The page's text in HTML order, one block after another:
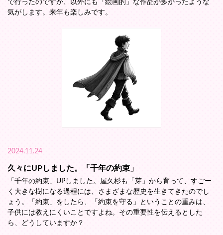
で行ったのですが、以外にも「絵画的」な作品が多かったような
気がします。来年も楽しみです。
2024.11.24
久々にUPしました。「千年の約束」
「千年の約束」UPしました。屋久杉も「芽」から育って、すごー
く大きな樹になる過程には、さまざまな歴史を生きてきたのでし
ょう。「約束」をしたら、「約束を守る」ということの重みは、
子供には教えにくいことですよね。その重要性を伝えるとした
ら、どうしていますか？